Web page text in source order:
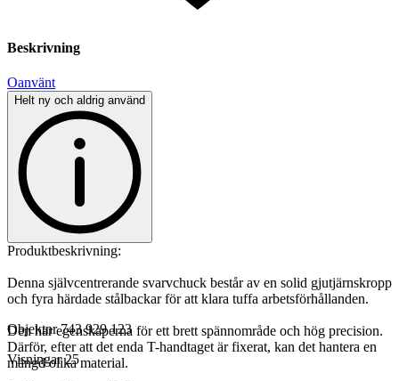
Beskrivning
Oanvänt
Helt ny och aldrig använd
Produktbeskrivning:
Denna självcentrerande svarvchuck består av en solid gjutjärnskropp
och fyra härdade stålbackar för att klara tuffa arbetsförhållanden.
Den har egenskaperna för ett brett spännområde och hög precision.
Därför, efter att det enda T-handtaget är fixerat, kan det hantera en
mängd olika material.
Objektnr 743 929 123
Visningar 25